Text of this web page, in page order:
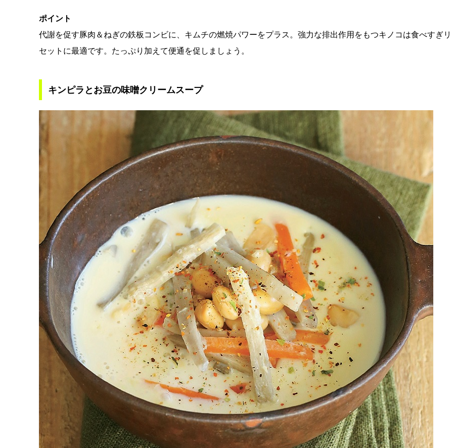
ポイント
代謝を促す豚肉＆ねぎの鉄板コンビに、キムチの燃焼パワーをプラス。強力な排出作用をもつキノコは食べすぎリ
セットに最適です。たっぷり加えて便通を促しましょう。
キンピラとお豆の味噌クリームスープ